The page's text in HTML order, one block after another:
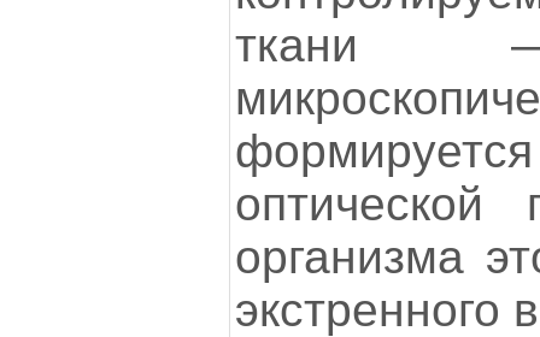
ткани
оптической
организма
экстренного